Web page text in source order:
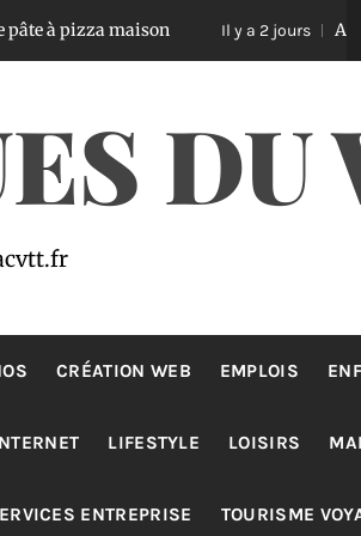
maison Il y a 2 jours Assurance
DU
CRÉATION WEB EMPLOIS
LIFESTYLE LOISIRS
ENTREPRISE TOURISME